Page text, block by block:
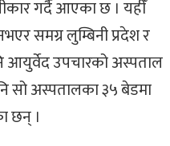
गर्दै आएका छ । यहीँ
समग्र लुम्बिनी प्रदेश र
आयुर्वेद उपचारको अस्पताल
सो अस्पतालका ३५ बेडमा
छन् ।